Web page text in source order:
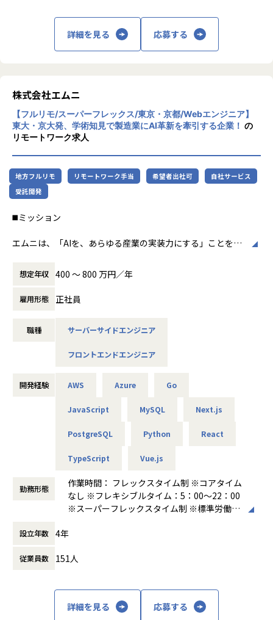
【組織の魅力】
・受託開発とは異なり自社製品開発のため、リリース後も改
ンを取りながら業務を進めることが可能です
に改善する、高い難易度のプロジェクトを推進、実行できま
す
【配属組織】2026年1月現在
人事関連申請・照会系システム部門 約80名
└モジュール単位でそれぞれ数名程度グループ在籍
・ウェブアクセシビリティ改善も含めた、使いやすさを継続
保有データ数は540万※1 を超える、国内最大規模の人事管
理システムです。
これまで、ERP市場人事・給与業務分野 シェアNo.1※3 、契
約継続率は98%※2 を誇ってきましたが、
略の実現をサポートするためのソリューションを提供するた
※3 2022年度 ERP市場 - 人事・給与業務分野：ベンダー別
売上金額シェア
出典：ITR「ITR Market View：ERP市場2024」
■挑戦する課題
現在、HRテック業界は 働き方改革・DX推進・人事戦略の高
度化 という大きな変革の波に直面しています。
COMPANYもまた、これらの変化に対応するため、以下のよ
- クラウドネイティブ化の推進
→ 既存のオンプレミスシステムを SaaS化・マイクロサービ
・MyTalent Refer：リファラル採用SaaS「MyTalent Refe
r」の開発・運用
・MyTalent Brand：採用ブランディングサービス「MyTale
nt Platformの共通基盤開発
＜具体的な業務内容＞
・MyTalent Platformプロダクトにおける新規機能開発や機
・開発における進行管理・マネジメント業務
※従事すべき業務の変更範囲：会社の定める業務
エンジニア、デザイナー社員20数名、フリーランス数名（エ
d」、MyTalent Platform共通基盤の4つのチーム体制となっ
一部、プロダクトチームに所属せず、横断的に活動するメン
＃「MyTalent Platform」の開発を通して、HRにおける新た
年も変わらなかった採用・転職市場に変革を起こすチャレン
メンバーシップ型とジョブ型雇用が今日では入り混じってい
はないでしょうか？
・採用市場は企業同士/求職者同士のアピール合戦
とに対する満足度は非常に低くなっているのが現状です。
個人の転職志向が多様化するだけでなく、志向性そのものが
多様化する中で、大量のスカウト送る・受け取るのではな
ケティングを自動で行うようになる世界を創っていくべきだ
今弊社が取り組んでいるものは「リファラル採用」だけでは
latform」という新規のプロダクトです。この国のHR領域に
新しい概念を啓蒙し、組織の採用や人材課題を本質的に解決
し、ひいてはよりよい未来社会を創っていく、そんなチャレ
ただいております。
HRマーケットを取り巻く課題
たは変化しています。しかし、日本企業の採
用はいまだ短期的な採用ニーズを充足させる
リクルーティングにとどまっています。
一方、人的資本経営への関心が高まるなか、
企業は経営戦略と紐づいて会社を成長させら
れる優秀な人材を獲得する「タレント・アク
イジション」への変革が求められています。
そのためには、自社独自のリソースを活用し
TalentXは2015年に日本初のリファラル採用
マーケティング全般を促進するプロダクトへ
のアップデートを進めており、 従来の人材
紹介や求人広告などの外部依存した募集活動
ではなく、リファラル採用・アルムナイ採
ど自前で持続可能な採用への変革を支援しま
詳細を見る 応募する
株式会社エムニ
【フルリモ/スーパーフレックス/東京・京都/Webエンジニア】
東大・京大発、学術知見で製造業にAI革新を牽引する企業！ の
リモートワーク求人
地方フルリモ リモートワーク手当 希望者出社可
自社サービス
受託開発
◼️ミッション
エムニは、「AIを、あらゆる産業の実装力にする」ことを目
日本の製造業には、熟練者の暗黙知、紙・PDF・図面・帳票
に蓄積された情報、属人的な判断プロセスなど、AIによって
解決できる課題が数多く存在します。
本ポジションでは、AIエンジニアやPM、ビジネスサイドと連
を活用したWebアプリケーションの開発を担っていただきま
現時点でAI開発の実務経験がなくても問題ありません。Web
ト・AIアプリケーション開発に挑戦できるポジションです。
の実装、テスト、改善を中心にお任せします。
がら、AI機能をWebアプリケーションとして使いやすい形に
落とし込んでいただきます。
単に仕様どおりに実装するだけではなく、「ユーザーが使い
継続的に改善していくことを期待しています。
ど、より大きな役割にも挑戦いただけます。
◼️仕事のやりがい
想定年収 400 〜 800 万円／年
雇用形態 正社員
職種 サーバーサイドエンジニア
フロントエンドエンジニア
開発経験 AWS Azure Go
JavaScript MySQL Next.js
PostgreSQL Python React
TypeScript Vue.js
勤務形態
作業時間： フレックスタイム制 ※コアタイム
なし ※フレキシブルタイム：5：00～22：00
※スーパーフレックスタイム制 ※標準労働時
前後
時間外労働の有無： 有（月平均20時間～30
設立年数 4年
従業員数 151人
詳細を見る 応募する